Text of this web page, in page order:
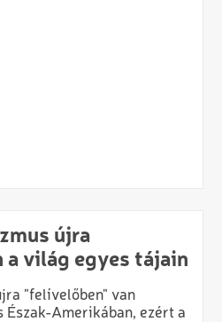
újra
a világ egyes tájain
"felívelőben" van
Észak-Amerikában, ezért a